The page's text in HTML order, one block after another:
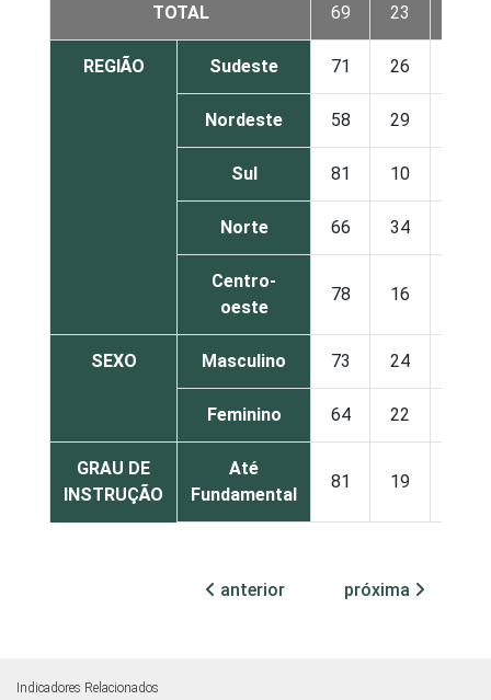
TOTAL 69 23
REGIÃO Sudeste 71 26
Nordeste 58 29
Sul 81 10
Norte 66 34
Centro-
oeste
78 16
SEXO Masculino 73 24
Feminino 64 22
GRAU DE
INSTRUÇÃO
Até
Fundamental
81 19
Superior 65 27
ETÁRIA
anterior próxima
Indicadores Relacionados